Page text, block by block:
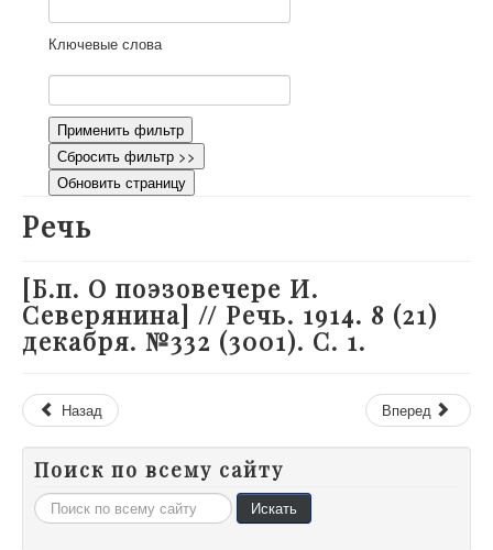
Контакты
Ключевые слова
Применить фильтр
Сбросить фильтр >>
Обновить страницу
Речь
[Б.п. О поэзовечере И.
Северянина] // Речь. 1914. 8 (21)
декабря. №332 (3001). С. 1.
Назад Вперед
Поиск по всему сайту
Искать... Искать